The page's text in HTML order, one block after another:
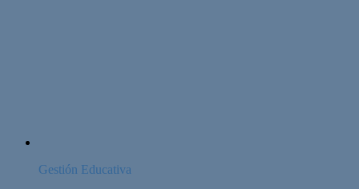
Gestión Educativa